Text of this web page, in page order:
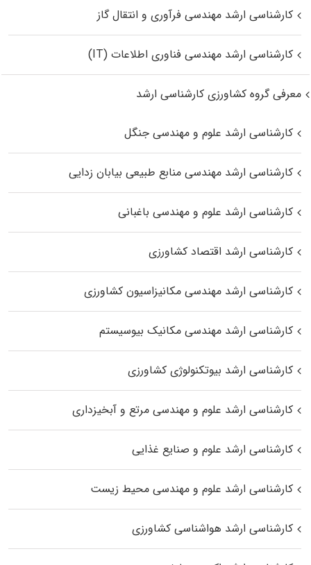
کارشناسی ارشد مهندسی فرآوری و انتقال گاز
کارشناسی ارشد مهندسی فناوری اطلاعات (IT)
معرفی گروه کشاورزی کارشناسی ارشد
کارشناسی ارشد علوم و مهندسی جنگل
کارشناسی ارشد مهندسی منابع طبیعی بیابان زدایی
کارشناسی ارشد علوم و مهندسی باغبانی
کارشناسی ارشد اقتصاد کشاورزی
کارشناسی ارشد مهندسی مکانیزاسیون کشاورزی
کارشناسی ارشد مهندسی مکانیک بیوسیستم
کارشناسی ارشد بیوتکنولوژی کشاورزی
کارشناسی ارشد علوم و مهندسی مرتع و آبخیزداری
کارشناسی ارشد علوم و صنایع غذایی
کارشناسی ارشد علوم و مهندسی محیط زیست
کارشناسی ارشد هواشناسی کشاورزی